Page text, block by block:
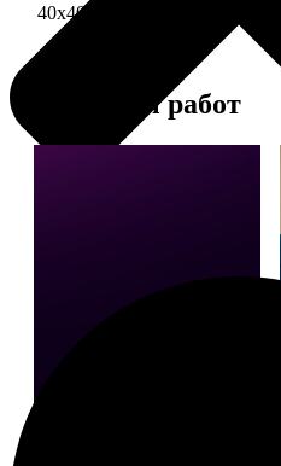
40х40 односторонняя печать
Примеры работ